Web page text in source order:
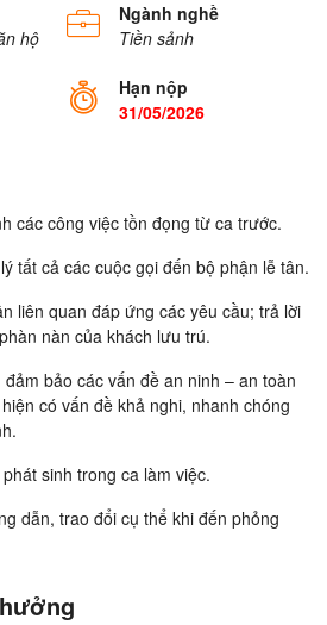
hộ
Ngành nghề
Tiền sảnh
Hạn nộp
31/05/2026
các công việc tồn đọng từ ca trước.
tất cả các cuộc gọi đến bộ phận lễ tân.
liên quan đáp ứng các yêu cầu; trả lời
nàn của khách lưu trú.
bảo các vấn đề an ninh – an toàn
có vấn đề khả nghi, nhanh chóng
sinh trong ca làm việc.
dẫn, trao đổi cụ thể khi đến phỏng